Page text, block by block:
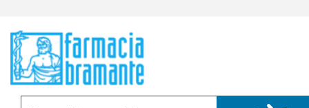
contenuto
principale
Farmacia
Bramante